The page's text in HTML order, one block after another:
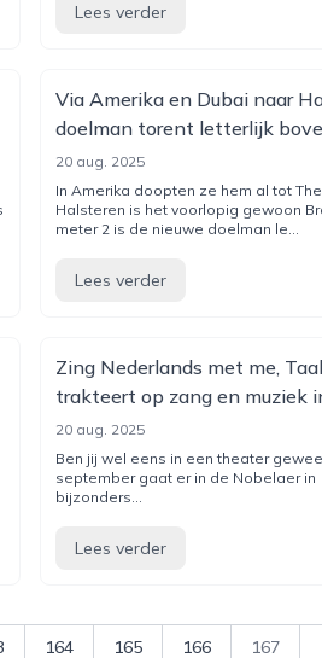
Lees verder
Via Amerika en Dubai naar
doelman torent letterlijk
20 aug. 2025
In Amerika doopten ze hem al tot
Halsteren is het voorlopig gewoon
meter 2 is de nieuwe doelman le...
Lees verder
Zing Nederlands met me,
trakteert op zang en muziek
20 aug. 2025
Ben jij wel eens in een theater
september gaat er in de Nobelaer in
bijzonders...
Lees verder
164 165 166 167